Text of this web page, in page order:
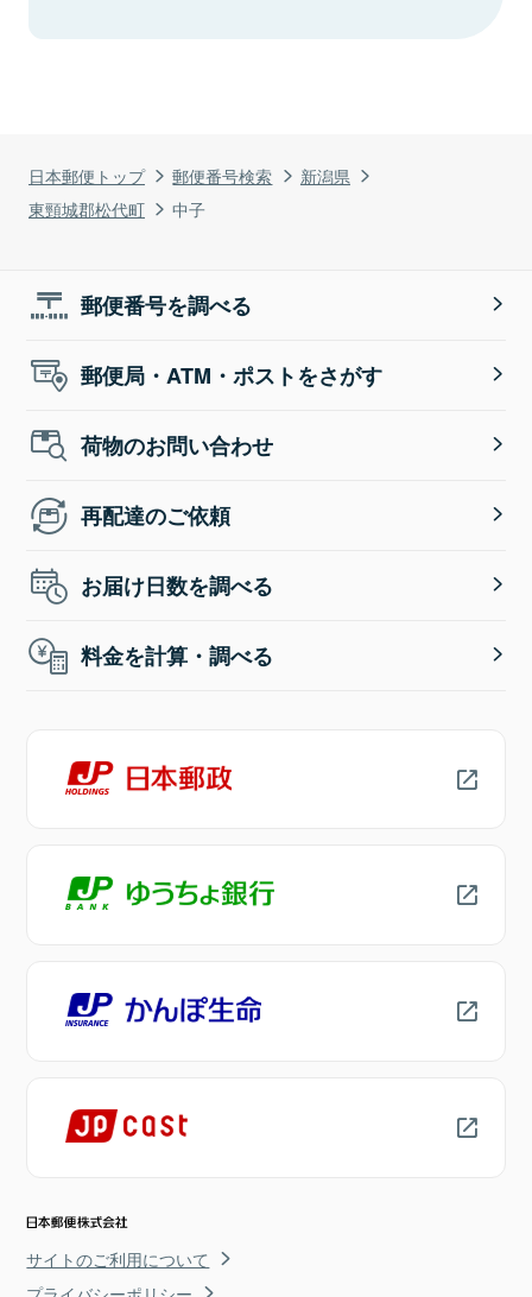
日本郵便トップ 郵便番号検索
新潟県
東頸城郡松代町
中子
郵便番号を調べる
郵便局・ATM・ポストをさがす
荷物のお問い合わせ
再配達のご依頼
お届け日数を調べる
料金を計算・調べる
サイトのご利用について